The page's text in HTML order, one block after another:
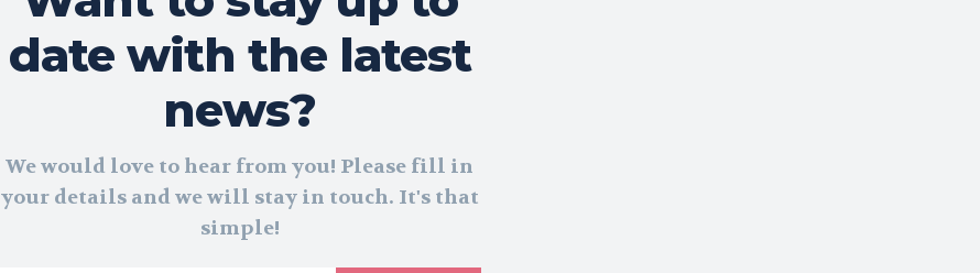
date with the latest
news?
We would love to hear from you! Please fill in
your details and we will stay in touch. It's that
simple!